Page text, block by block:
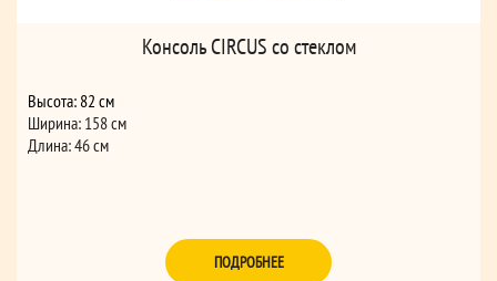
Консоль CIRCUS со стеклом
Высота: 82 см
Ширина: 158 см
Длина: 46 см
ПОДРОБНЕЕ